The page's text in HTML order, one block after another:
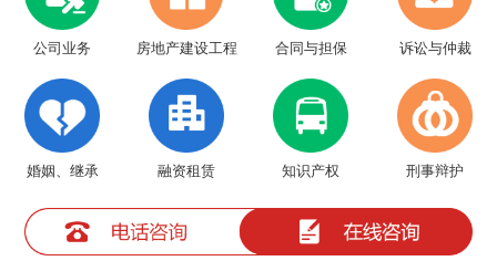
公司业务 房地产建设工程 合同与担保 诉讼与仲裁
婚姻、继承 融资租赁 知识产权 刑事辩护